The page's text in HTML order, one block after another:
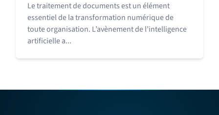
Le traitement de documents est un élément
essentiel de la transformation numérique de
toute organisation. L’avènement de l’intelligence
artificielle a...